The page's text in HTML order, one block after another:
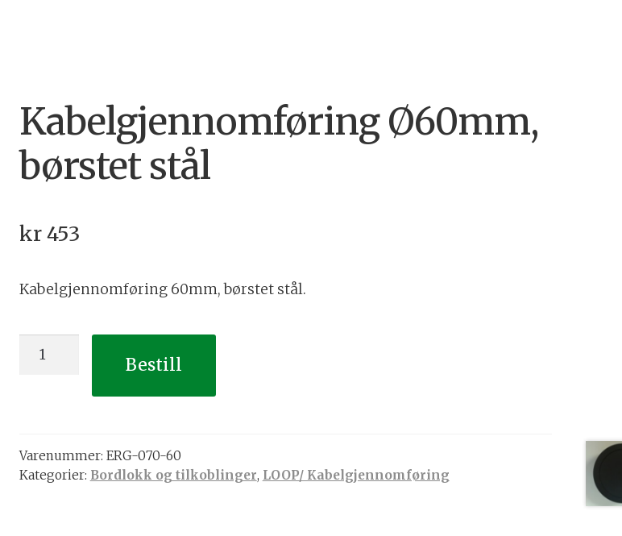
Kabelgjennomføring Ø60mm,
børstet stål
kr453
Kabelgjennomføring 60mm, børstet stål.
Kabelgjennomføring
Bestill
Varenummer: ERG-070-60
Kategorier: Bordlokk og tilkoblinger, LOOP/ Kabelgjennomføring